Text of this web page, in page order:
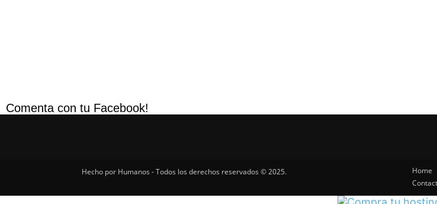
Comenta con tu Facebook!
Hecho por Humanos - Todos los derechos reservados © 2025. Home